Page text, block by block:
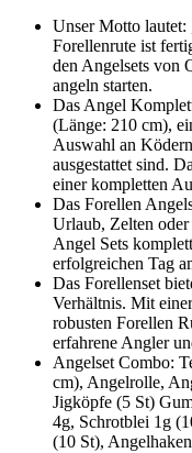
Unser Motto
Forellenrute ist
den Angelsets von
angeln starten.
Das Angel
(Länge: 210 cm),
Auswahl an
ausgestattet sind.
einer kompletten
Das Forellen
Urlaub, Zelten
Angel Sets
erfolgreichen Tag
Das Forellenset
Verhältnis. Mit
robusten Forellen
erfahrene Angler
Angelset Combo:
cm), Angelrolle,
Jigköpfe (5 St)
4g, Schrotblei 1g
(10 St),